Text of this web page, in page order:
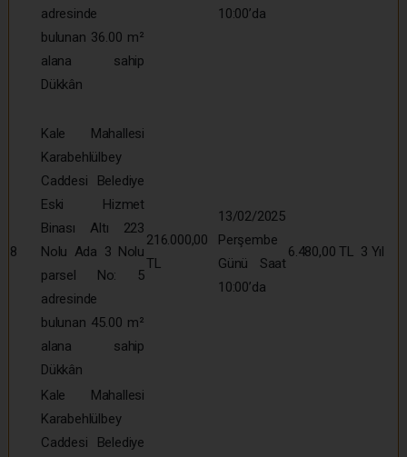
adresinde
bulunan 36.00 m²
alana sahip
Dükkân
10:00’da
8
Kale Mahallesi
Karabehlülbey
Caddesi Belediye
Eski Hizmet
Binası Altı 223
Nolu Ada 3 Nolu
parsel No: 5
adresinde
bulunan 45.00 m²
alana sahip
Dükkân
216.000,00
TL
13/02/2025
Perşembe
Günü Saat
10:00’da
6.480,00 TL 3 Yıl
Kale Mahallesi
Karabehlülbey
Caddesi Belediye